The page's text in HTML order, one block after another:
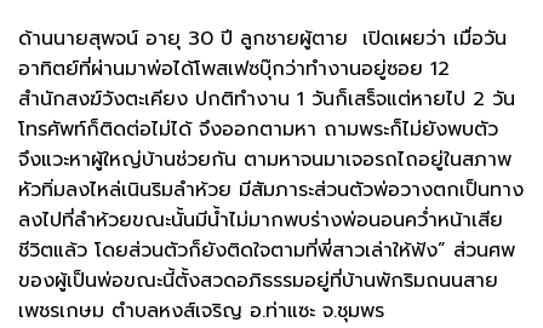
ด้านนายสุพจน์ อายุ 30 ปี ลูกชายผู้ตาย เปิดเผยว่า เมื่อวัน
อาทิตย์ที่ผ่านมาพ่อได้โพสเฟซบุ๊กว่าทำงานอยู่ซอย 12
สำนักสงฆ์วังตะเคียง ปกติทำงาน 1 วันก็เสร็จแต่หายไป 2 วัน
โทรศัพท์ก็ติดต่อไม่ได้ จึงออกตามหา ถามพระก็ไม่ยังพบตัว
จึงแวะหาผู้ใหญ่บ้านช่วยกัน ตามหาจนมาเจอรถไถอยู่ในสภาพ
หัวทิ่มลงไหล่เนินริมลำห้วย มีสัมภาระส่วนตัวพ่อวางตกเป็นทาง
ลงไปที่ลำห้วยขณะนั้นมีน้ำไม่มากพบร่างพ่อนอนคว่ำหน้าเสีย
ชีวิตแล้ว โดยส่วนตัวก็ยังติดใจตามที่พี่สาวเล่าให้ฟัง” ส่วนศพ
ของผู้เป็นพ่อขณะนี้ตั้งสวดอภิธรรมอยู่ที่บ้านพักริมถนนสาย
เพชรเกษม ตำบลหงส์เจริญ อ.ท่าแซะ จ.ชุมพร